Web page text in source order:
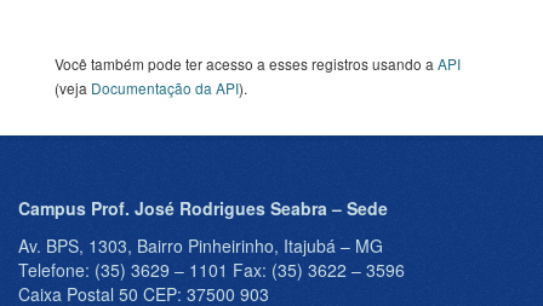
Você também pode ter acesso a esses registros usando a API
(veja Documentação da API).
Campus Prof. José Rodrigues Seabra – Sede
Av. BPS, 1303, Bairro Pinheirinho, Itajubá – MG
Telefone: (35) 3629 – 1101 Fax: (35) 3622 – 3596
Caixa Postal 50 CEP: 37500 903